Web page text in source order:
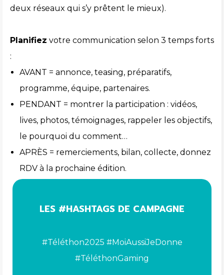
deux réseaux qui s’y prêtent le mieux).
Planifiez votre communication selon 3 temps forts
:
AVANT = annonce, teasing, préparatifs,
programme, équipe, partenaires.
PENDANT = montrer la participation : vidéos,
lives, photos, témoignages, rappeler les objectifs,
le pourquoi du comment…
APRÈS = remerciements, bilan, collecte, donnez
RDV à la prochaine édition.
LES #HASHTAGS DE CAMPAGNE
#Téléthon2025 #MoiAussiJeDonne
#TéléthonGaming